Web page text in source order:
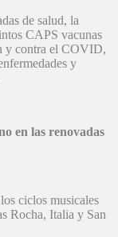
de salud, la
CAPS vacunas
y contra el COVID,
y
en las renovadas
ciclos musicales
Rocha, Italia y San